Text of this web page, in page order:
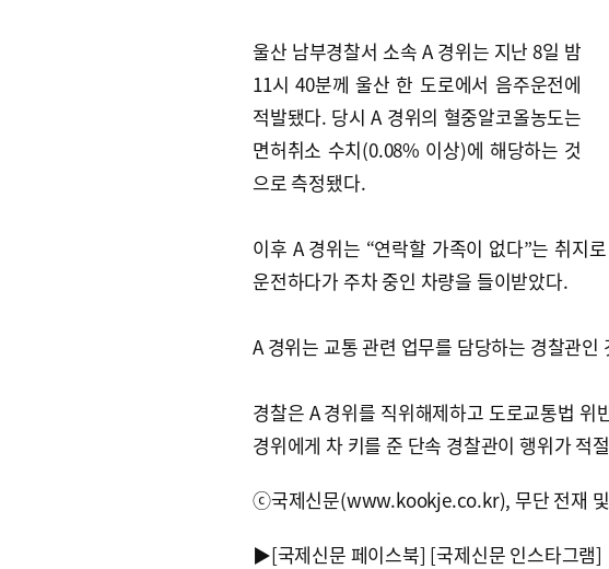
울산 남부경찰서 소속 A 경위는 지난 8일 밤
11시 40분께 울산 한 도로에서 음주운전에
적발됐다. 당시 A 경위의 혈중알코올농도는
면허취소 수치(0.08% 이상)에 해당하는 것
으로 측정됐다.
이후 A 경위는 “연락할 가족이 없다”는 취지
운전하다가 주차 중인 차량을 들이받았다.
A 경위는 교통 관련 업무를 담당하는 경찰관인
경찰은 A 경위를 직위해제하고 도로교통법
경위에게 차 키를 준 단속 경찰관이 행위가 적
ⓒ국제신문(www.kookje.co.kr), 무단 전재 및
▶[국제신문 페이스북] [국제신문 인스타그램]